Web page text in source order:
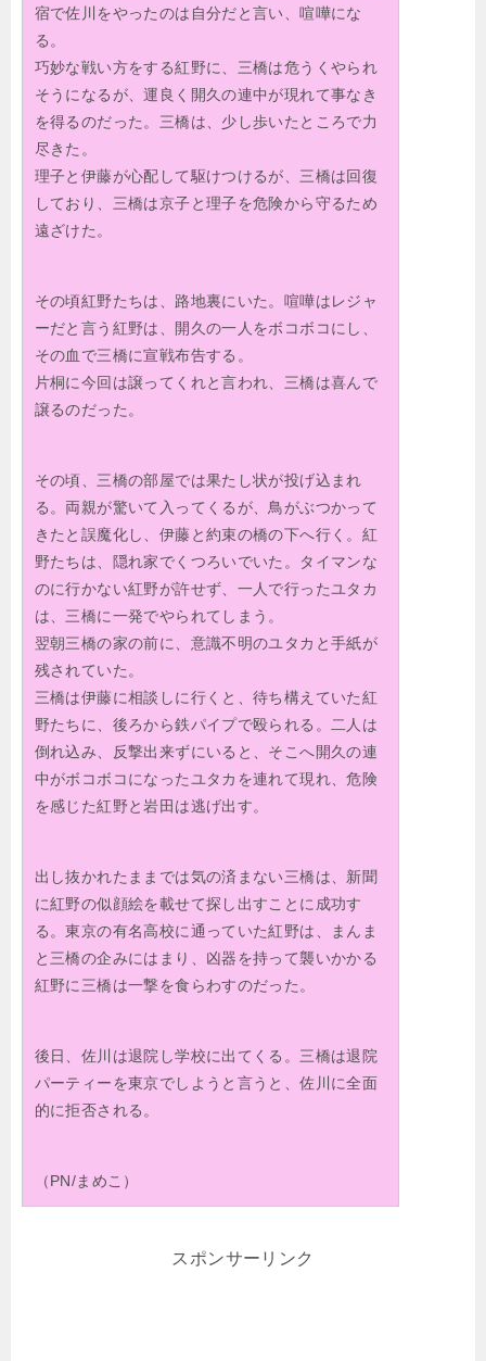
宿で佐川をやったのは自分だと言い、喧嘩にな
る。
巧妙な戦い方をする紅野に、三橋は危うくやられ
そうになるが、運良く開久の連中が現れて事なき
を得るのだった。三橋は、少し歩いたところで力
尽きた。
理子と伊藤が心配して駆けつけるが、三橋は回復
しており、三橋は京子と理子を危険から守るため
遠ざけた。
その頃紅野たちは、路地裏にいた。喧嘩はレジャ
ーだと言う紅野は、開久の一人をボコボコにし、
その血で三橋に宣戦布告する。
片桐に今回は譲ってくれと言われ、三橋は喜んで
譲るのだった。
その頃、三橋の部屋では果たし状が投げ込まれ
る。両親が驚いて入ってくるが、鳥がぶつかって
きたと誤魔化し、伊藤と約束の橋の下へ行く。紅
野たちは、隠れ家でくつろいでいた。タイマンな
のに行かない紅野が許せず、一人で行ったユタカ
は、三橋に一発でやられてしまう。
翌朝三橋の家の前に、意識不明のユタカと手紙が
残されていた。
三橋は伊藤に相談しに行くと、待ち構えていた紅
野たちに、後ろから鉄パイプで殴られる。二人は
倒れ込み、反撃出来ずにいると、そこへ開久の連
中がボコボコになったユタカを連れて現れ、危険
を感じた紅野と岩田は逃げ出す。
出し抜かれたままでは気の済まない三橋は、新聞
に紅野の似顔絵を載せて探し出すことに成功す
る。東京の有名高校に通っていた紅野は、まんま
と三橋の企みにはまり、凶器を持って襲いかかる
紅野に三橋は一撃を食らわすのだった。
後日、佐川は退院し学校に出てくる。三橋は退院
パーティーを東京でしようと言うと、佐川に全面
的に拒否される。
（PN/まめこ）
スポンサーリンク